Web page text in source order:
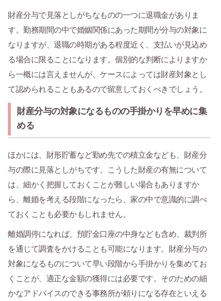
財産分与で見落としがちなものの一つに退職金がありま
す。勤務期間の中で婚姻関係にあった期間が分与の対象に
なりますが、退職の時期がある程度近く、支払いが見込め
る場合に限ることになります。個別的な判断によりますか
ら一概には言えませんが、ケースによっては財産対象とし
て認められることもあるので留意しておくべきでしょう。
財産分与の対象になるものの手掛かりを早めに集
める
ほかには、財形貯蓄など勤め先での積立金なども、財産分
与の際に見落としがちです。こうした財産の有無について
は、細かく把握しておくことが難しい場合もありますか
ら、離婚を考える段階になったら、家の中で意識的に調べ
ておくことも必要かもしれません。
離婚調停になれば、預貯金口座の中身なども含め、裁判所
を通じて調査をかけることも可能になります。財産分与の
対象になるものについて早い段階から手掛かりを集めてお
くことが、適正な金額の獲得には必要です。そのための細
かなアドバイスのできる事務所が頼りになる存在といえる